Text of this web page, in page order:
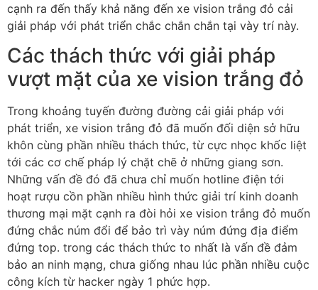
cạnh ra đến thấy khả năng đến xe vision trắng đỏ cải
giải pháp với phát triển chắc chắn chắn tại vày trí này.
Các thách thức với giải pháp
vượt mặt của xe vision trắng đỏ
Trong khoảng tuyến đường đường cải giải pháp với
phát triển, xe vision trắng đỏ đã muốn đối diện sở hữu
khôn cùng phần nhiều thách thức, từ cực nhọc khốc liệt
tới các cơ chế pháp lý chặt chẽ ở những giang sơn.
Những vấn đề đó đã chưa chỉ muốn hotline điện tới
hoạt rượu cồn phần nhiều hình thức giải trí kinh doanh
thương mại mặt cạnh ra đòi hỏi xe vision trắng đỏ muốn
đứng chắc núm đổi để bảo trì vày núm đứng địa điểm
đứng top. trong các thách thức to nhất là vấn đề đảm
bảo an ninh mạng, chưa giống nhau lúc phần nhiều cuộc
công kích từ hacker ngày 1 phức hợp.